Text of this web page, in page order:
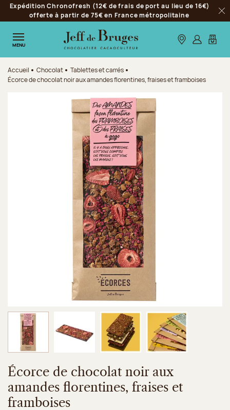
Aller à la navigation
Aller au contenu principal
Aller au pied de page
Expédition Chronofresh (12€ de frais de port au lieu de 16€)
offerte à partir de 75€ en France métropolitaine
MENU Nos boutiques
S’identifier
Mon
Accueil Chocolat
Tablettes et carrés
Écorce de chocolat noir aux amandes florentines, fraises et framboises
Image 1 sur 4
Écorce de chocolat noir aux
amandes florentines, fraises et
framboises